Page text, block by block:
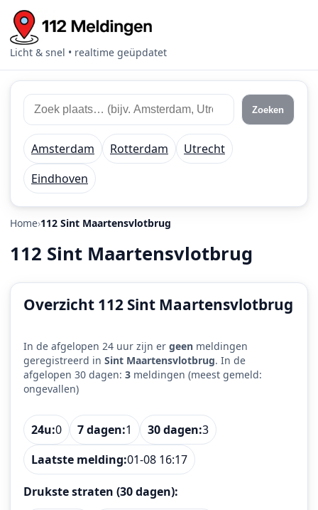
Licht & snel • realtime geüpdatet
Zoek
112
meldingen
Zoek
plaats
of
regio
Zoeken
Amsterdam Rotterdam
Utrecht
Eindhoven
Home 112 Sint Maartensvlotbrug
112 Sint Maartensvlotbrug
Overzicht 112 Sint Maartensvlotbrug
In de afgelopen 24 uur zijn er geen meldingen
geregistreerd in Sint Maartensvlotbrug. In de
afgelopen 30 dagen: 3 meldingen (meest gemeld:
ongevallen)
24u:0 7 dagen:1 30 dagen:3
Laatste melding:01-08 16:17
Drukste straten (30 dagen):